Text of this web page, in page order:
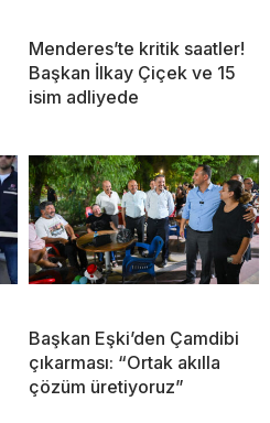
Menderes’te kritik saatler!
Başkan İlkay Çiçek ve 15
isim adliyede
Başkan Eşki’den Çamdibi
çıkarması: “Ortak akılla
çözüm üretiyoruz”